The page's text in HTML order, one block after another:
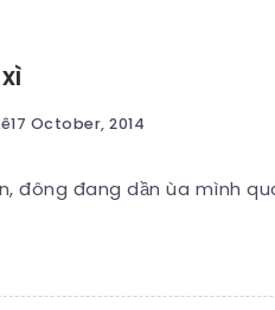
17 October, 2014
đông đang dần ùa mình